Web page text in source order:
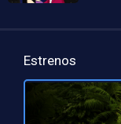
Estrenos